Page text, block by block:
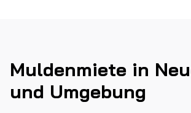
Muldenmiete in
und Umgebung